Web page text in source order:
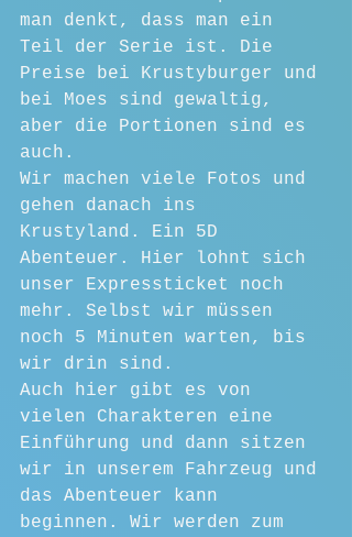
man denkt, dass man ein
Teil der Serie ist. Die
Preise bei Krustyburger und
bei Moes sind gewaltig,
aber die Portionen sind es
auch.
Wir machen viele Fotos und
gehen danach ins
Krustyland. Ein 5D
Abenteuer. Hier lohnt sich
unser Expressticket noch
mehr. Selbst wir müssen
noch 5 Minuten warten, bis
wir drin sind.
Auch hier gibt es von
vielen Charakteren eine
Einführung und dann sitzen
wir in unserem Fahrzeug und
das Abenteuer kann
beginnen. Wir werden zum